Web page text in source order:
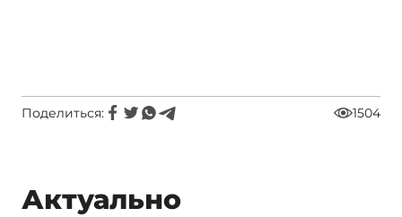
Поделиться: 1504
Актуально